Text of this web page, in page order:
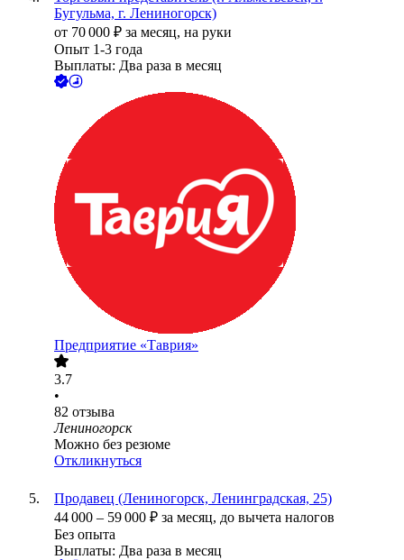
Бугульма, г. Лениногорск)
от 70 000 ₽ за месяц, на руки
Опыт 1-3 года
Выплаты: Два раза в месяц
Предприятие «Таврия»
3.7
•
82 отзыва
Лениногорск
Можно без резюме
Откликнуться
Продавец (Лениногорск, Ленинградская, 25)
44 000 – 59 000 ₽ за месяц, до вычета налогов
Без опыта
Выплаты: Два раза в месяц